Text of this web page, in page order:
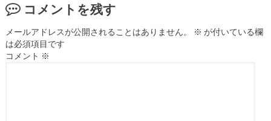
コメントを残す
メールアドレスが公開されることはありません。 ※ が付いている欄
は必須項目です
コメント ※